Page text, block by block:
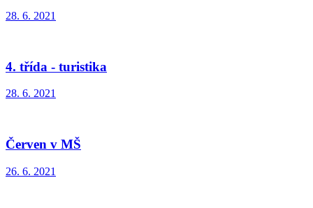
28. 6. 2021
4. třída - turistika
28. 6. 2021
Červen v MŠ
26. 6. 2021